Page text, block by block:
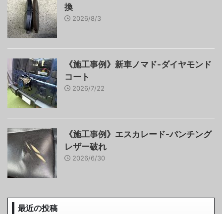
換
2026/8/3
《施工事例》新車ノマド-ダイヤモンド
コート
2026/7/22
《施工事例》エスカレード-パンチング
レザー破れ
2026/6/30
最近の投稿